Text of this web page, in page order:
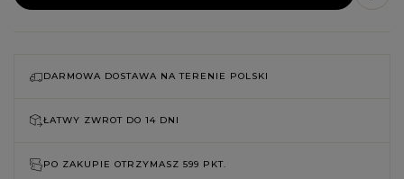
DARMOWA DOSTAWA NA TERENIE POLSKI
ŁATWY ZWROT DO 14 DNI
PO ZAKUPIE OTRZYMASZ 599 PKT.